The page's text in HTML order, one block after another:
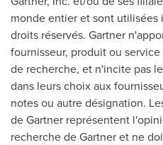
monde entier et sont utilisées
droits réservés. Gartner
fournisseur, produit ou
de recherche, et n'incite pas
dans leurs choix aux
notes ou autre désignation.
de Gartner représentent
recherche de Gartner et ne